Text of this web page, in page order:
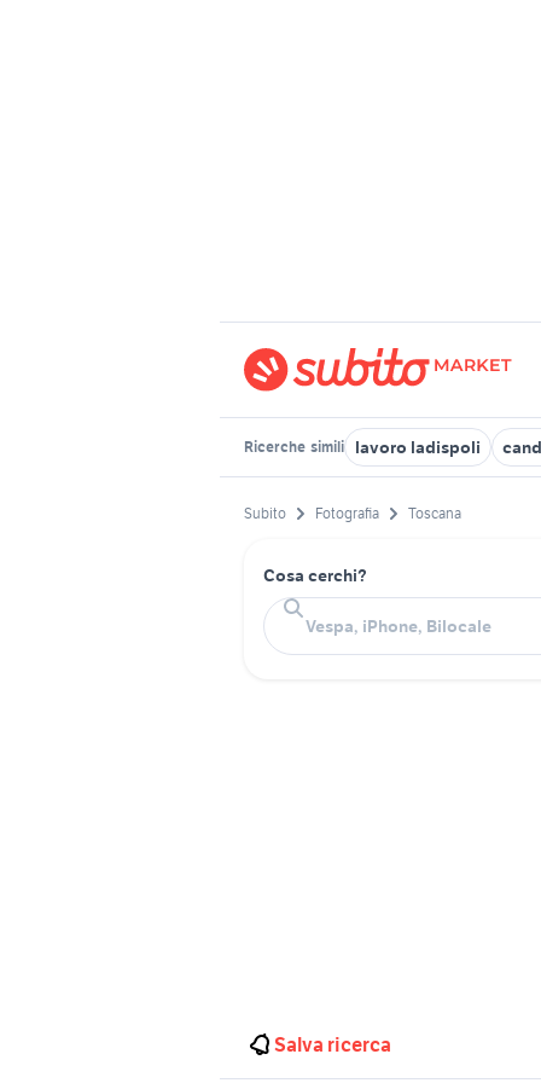
Ricerche simili lavoro ladispoli
Subito Fotografia Toscana
Cosa cerchi?
Salva ricerca